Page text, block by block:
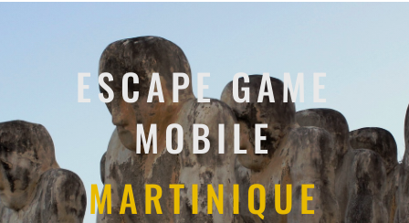
ESCAPE GAME
MOBILE
MARTINIQUE